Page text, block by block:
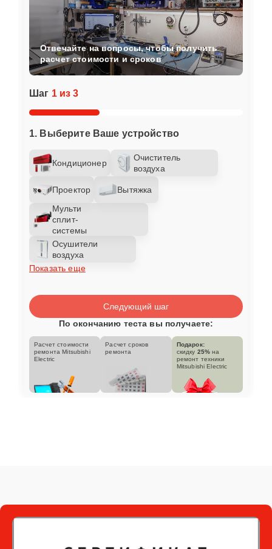
Шаг 1 из 3
1. Выберите Ваше устройство
Кондиционер
Очиститель
воздуха
Проектор
Вытяжка
Мульти
сплит-
системы
Осушители
воздуха
Показать еще
Отвечайте на вопросы, чтобы получить
расчет стоимости и сроков
Следующий шаг
По окончанию теста вы получаете:
Расчет стоимости
ремонта Mitsubishi
Electric
Расчет сроков
ремонта
Подарок:
скидку 25% на
ремонт техники
Mitsubishi Electric